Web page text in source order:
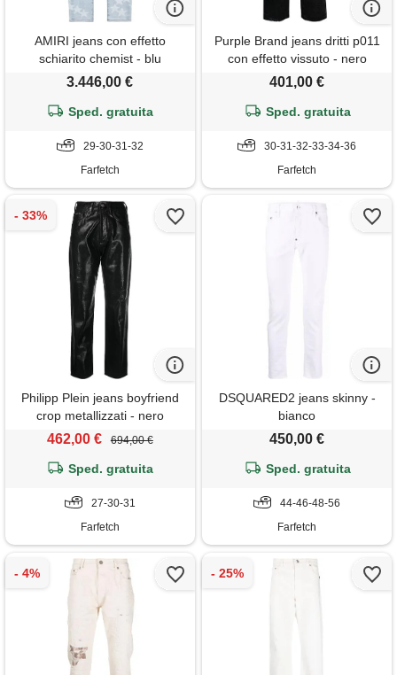
AMIRI jeans con effetto
schiarito chemist - blu
3.446,00 €
Sped. gratuita
29-30-31-32
Farfetch
Purple Brand jeans dritti p011
con effetto vissuto - nero
401,00 €
Sped. gratuita
30-31-32-33-34-36
Farfetch
Philipp Plein jeans boyfriend
crop metallizzati - nero
462,00 € 694,00 €
Sped. gratuita
27-30-31
Farfetch
DSQUARED2 jeans skinny -
bianco
450,00 €
Sped. gratuita
44-46-48-56
Farfetch